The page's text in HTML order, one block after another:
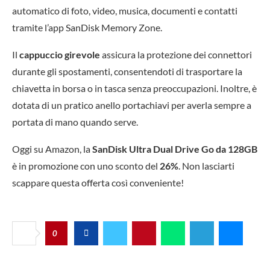
automatico di foto, video, musica, documenti e contatti
tramite l’app SanDisk Memory Zone.
Il cappuccio girevole assicura la protezione dei connettori
durante gli spostamenti, consentendoti di trasportare la
chiavetta in borsa o in tasca senza preoccupazioni. Inoltre, è
dotata di un pratico anello portachiavi per averla sempre a
portata di mano quando serve.
Oggi su Amazon, laSanDisk Ultra Dual Drive Go da 128GB
è in promozione con uno sconto del 26%. Non lasciarti
scappare questa offerta così conveniente!
0